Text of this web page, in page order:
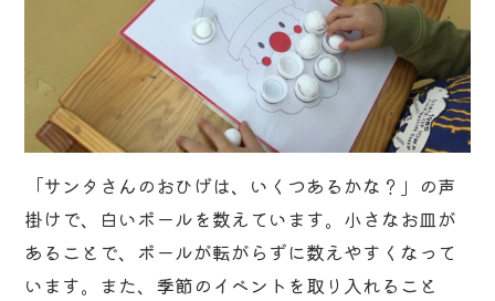
「サンタさんのおひげは、いくつあるかな？」の声
掛けで、白いボールを数えています。小さなお皿が
あることで、ボールが転がらずに数えやすくなって
います。また、季節のイベントを取り入れること